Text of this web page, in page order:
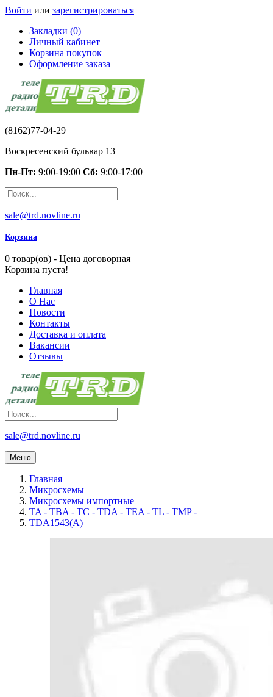
Войти или зарегистрироваться
Закладки (0)
Личный кабинет
Корзина покупок
Оформление заказа
(8162)77-04-29
Воскресенский бульвар 13
Пн-Пт: 9:00-19:00 Сб: 9:00-17:00
sale@trd.novline.ru
Корзина
0 товар(ов) - Цена договорная
Корзина пуста!
Главная
О Нас
Новости
Контакты
Доставка и оплата
Вакансии
Отзывы
sale@trd.novline.ru
Меню
Главная
Микросхемы
Микросхемы импортные
TA - TBA - TC - TDA - TEA - TL - TMP -
TDA1543(A)